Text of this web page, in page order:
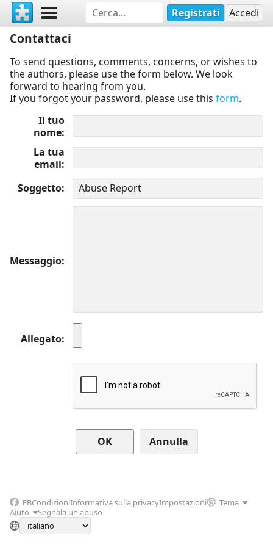
Registrati Accedi
Contattaci
To send questions, comments, concerns, or wishes to
the authors, please use the form below. We look
forward to hearing from you.
If you forgot your password, please use this form.
Il tuo
nome
La tua
email
Soggetto
Messaggio
Allegato
Annulla
FBCondizioniInformativa sulla privacyImpostazioni
Tema
Aiuto
Segnala un abuso